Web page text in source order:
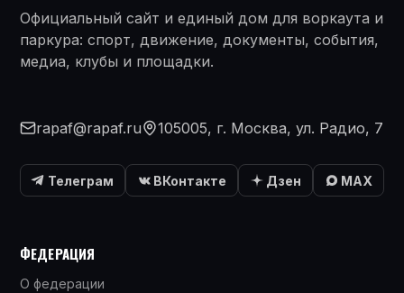
Официальный сайт и единый дом для воркаута и
паркура: спорт, движение, документы, события,
медиа, клубы и площадки.
rapaf@rapaf.ru 105005, г. Москва, ул. Радио, 7
Телеграм ВКонтакте Дзен MAX
ФЕДЕРАЦИЯ
О федерации